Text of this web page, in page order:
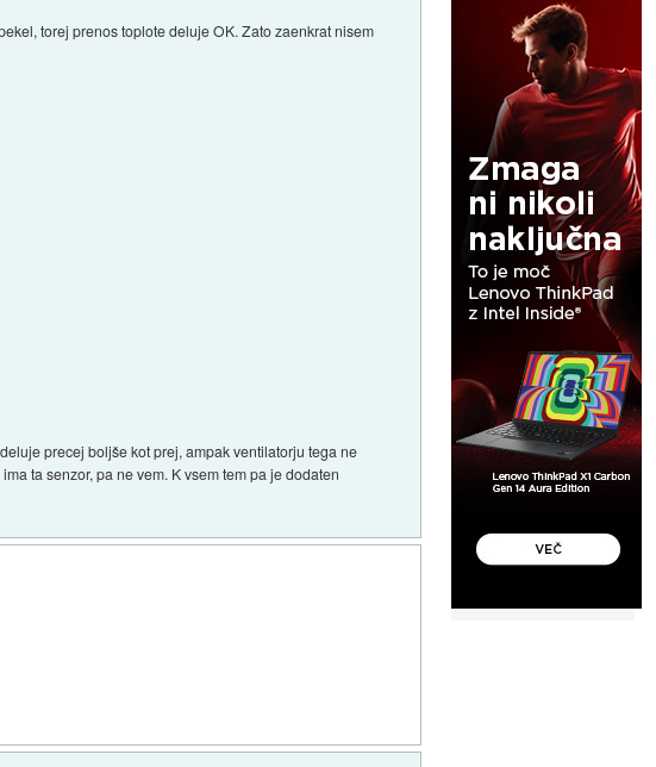
torej prenos toplote deluje OK. Zato zaenkrat nisem
precej boljše kot prej, ampak ventilatorju tega ne
ta senzor, pa ne vem. K vsem tem pa je dodaten